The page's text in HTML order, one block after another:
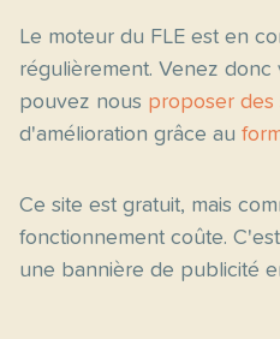
Le moteur du FLE est en
régulièrement. Venez donc
pouvez nous proposer des
d'amélioration grâce au
Ce site est gratuit, mais
fonctionnement coûte.
une bannière de publicité